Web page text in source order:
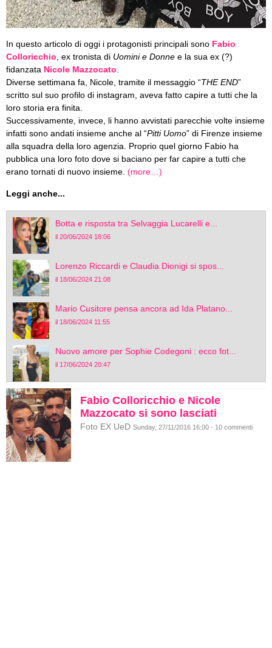
In questo articolo di oggi i protagonisti principali sono Fabio
Colloricchio , ex tronista di Uomini e Donne e la sua ex (?)
fidanzata Nicole Mazzocato
Diverse settimana fa, Nicole, tramite il messaggio “THE END”
scritto sul suo profilo di instagram, aveva fatto capire a tutti che la
loro storia era finita.
Successivamente, invece, li hanno avvistati parecchie volte insieme
infatti sono andati insieme anche al “Pitti Uomo” di Firenze insieme
alla squadra della loro agenzia. Proprio quel giorno Fabio ha
pubblica una loro foto dove si baciano per far capire a tutti che
erano tornati di nuovo insieme. (more…)
Leggi anche...
Botta e risposta tra Selvaggia Lucarelli e...
il 20/06/2024 18:06
Lorenzo Riccardi e Claudia Dionigi si spos...
il 18/06/2024 21:08
Mario Cusitore pensa ancora ad Ida Platano...
il 18/06/2024 11:55
Nuovo amore per Sophie Codegoni : ecco fot...
il 17/06/2024 20:47
Fabio Colloricchio e Nicole
Mazzocato si sono lasciati
Foto EX UeD Sunday, 27/11/2016 16:00 - 10 commenti